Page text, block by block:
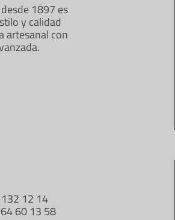
1897 es
y calidad
artesanal con
12 14
60 13 58